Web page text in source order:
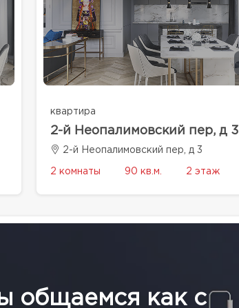
квартира
2-й Неопалимовский пер, д 3
2-й Неопалимовский пер, д 3
2 комнаты 90 кв.м. 2 этаж
общаемся как с